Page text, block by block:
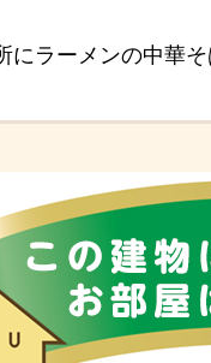
にラーメンの中華